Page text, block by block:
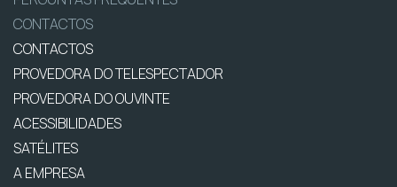
CONTACTOS
CONTACTOS
PROVEDORA DO TELESPECTADOR
PROVEDORA DO OUVINTE
ACESSIBILIDADES
SATÉLITES
A EMPRESA